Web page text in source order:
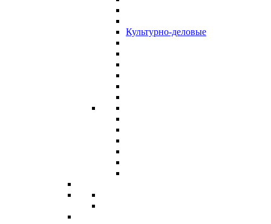
Культурно-деловые